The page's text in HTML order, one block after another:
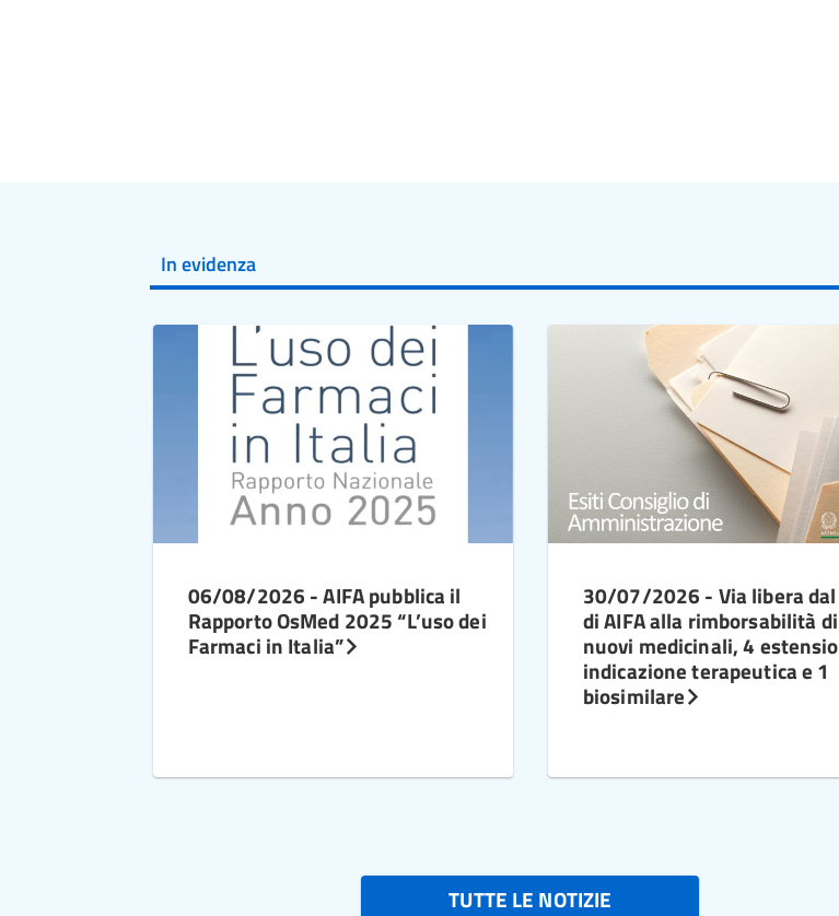
In evidenza
06/08/2026 - AIFA pubblica il
Rapporto OsMed 2025 “L’uso dei
Farmaci in Italia”
30/07/2026 - Via libera dal
di AIFA alla rimborsabilità
nuovi medicinali, 4
indicazione terapeutica e 1
biosimilare
TUTTE LE NOTIZIE